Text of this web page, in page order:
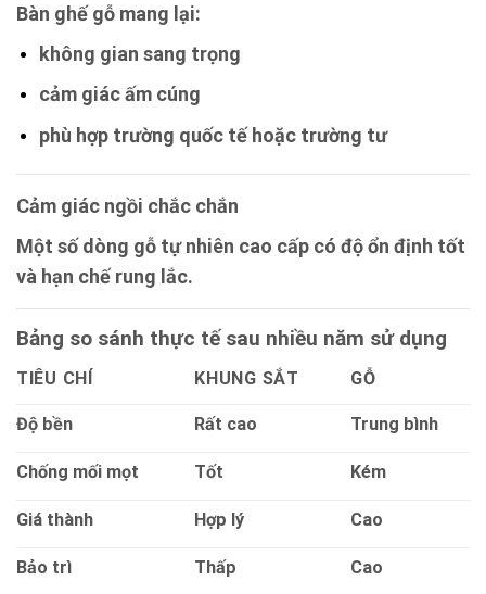
Bàn ghế gỗ mang lại:
không gian sang trọng
cảm giác ấm cúng
phù hợp trường quốc tế hoặc trường tư
Cảm giác ngồi chắc chắn
Một số dòng gỗ tự nhiên cao cấp có độ ổn định tốt
và hạn chế rung lắc.
Bảng so sánh thực tế sau nhiều năm sử dụng
TIÊU CHÍ KHUNG SẮT GỖ
Độ bền Rất cao Trung bình
Chống mối mọt Tốt Kém
Giá thành Hợp lý Cao
Bảo trì Thấp Cao